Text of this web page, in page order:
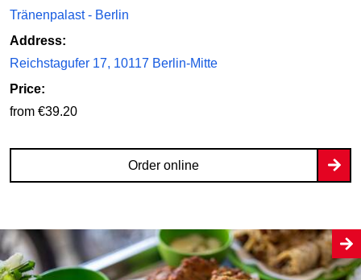
Tränenpalast - Berlin
Address:
Reichstagufer 17, 10117 Berlin-Mitte
Price:
from €39.20
Order online